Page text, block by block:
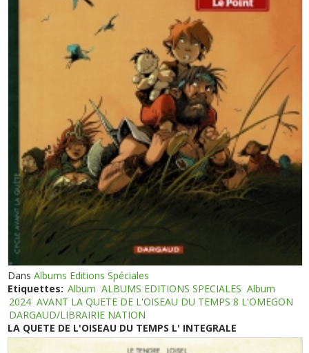
DansAlbums Editions Spéciales
Etiquettes: Album ALBUMS EDITIONS SPECIALES Album
2024 AVANT LA QUETE DE L'OISEAU DU TEMPS 8 L'OMEGON
DARGAUD/LIBRAIRIE NATION
LA QUETE DE L'OISEAU DU TEMPS L' INTEGRALE